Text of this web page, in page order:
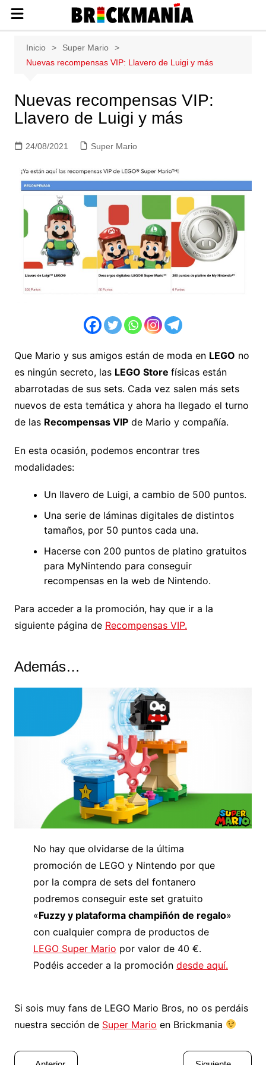
sobre las construcciones LEGO: Star
Wars, Harry Potter, City, Friends, Technic,
Inicio
Super Mario
Nuevas recompensas VIP: Llavero de Luigi y más
Nuevas recompensas VIP:
Llavero de Luigi y más
24/08/2021 Super Mario
Que Mario y sus amigos están de moda en LEGO no
es ningún secreto, las LEGO Store físicas están
abarrotadas de sus sets. Cada vez salen más sets
nuevos de esta temática y ahora ha llegado el turno
de las Recompensas VIPde Mario y compañía.
En esta ocasión, podemos encontrar tres
modalidades:
Un llavero de Luigi, a cambio de 500 puntos.
Una serie de láminas digitales de distintos
tamaños, por 50 puntos cada una.
Hacerse con 200 puntos de platino gratuitos
para MyNintendo para conseguir
recompensas en la web de Nintendo.
Para acceder a la promoción, hay que ir a la
siguiente página de Recompensas VIP.
Además…
No hay que olvidarse de la última
promoción de LEGO y Nintendo por que
por la compra de sets del fontanero
podremos conseguir este set gratuito
«Fuzzy y plataforma champiñón de regalo»
con cualquier compra de productos de
LEGO Super Mario por valor de 40 €.
Podéis acceder a la promoción desde aquí.
Si sois muy fans de LEGO Mario Bros, no os perdáis
nuestra sección de Super Mario en Brickmania
Navegación